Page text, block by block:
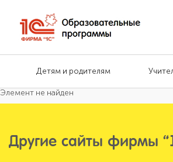
Детям и родителям
Элемент не найден
Другие сайты фирмы